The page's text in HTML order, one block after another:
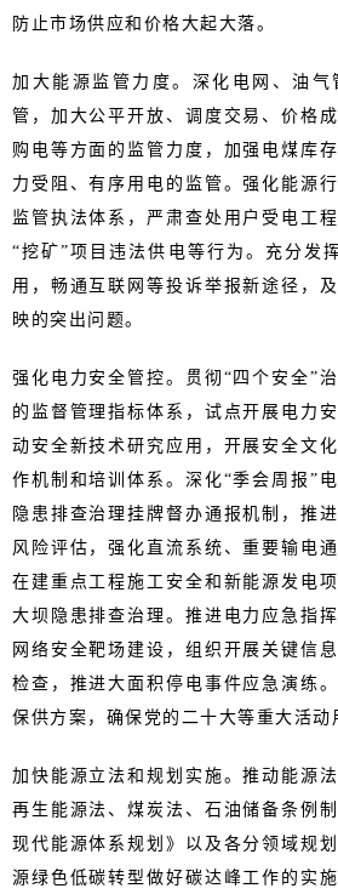
防止市场供应和价格大起大落。
加大能源监管力度。深化电网、油
管，加大公平开放、调度交易、价格
购电等方面的监管力度，加强电煤库
力受阻、有序用电的监管。强化能源
监管执法体系，严肃查处用户受电工
“挖矿”项目违法供电等行为。充分发
用，畅通互联网等投诉举报新途径，
映的突出问题。
强化电力安全管控。贯彻“四个安全”
的监督管理指标体系，试点开展电力
动安全新技术研究应用，开展安全文
作机制和培训体系。深化“季会周报”
隐患排查治理挂牌督办通报机制，推
风险评估，强化直流系统、重要输电
在建重点工程施工安全和新能源发电
大坝隐患排查治理。推进电力应急指
网络安全靶场建设，组织开展关键信
检查，推进大面积停电事件应急演练
保供方案，确保党的二十大等重大活动
加快能源立法和规划实施。推动能源
再生能源法、煤炭法、石油储备条例
现代能源体系规划》以及各分领域规
源绿色低碳转型做好碳达峰工作的实